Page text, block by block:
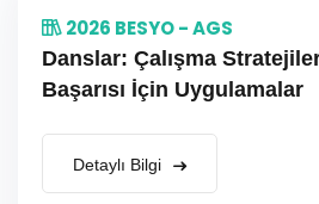
2026 BESYO - AGS
Danslar: Çalışma
Başarısı İçin Uygulamalar
Detaylı Bilgi